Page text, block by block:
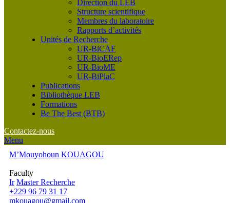
Direction du LEB
Structure scientifique
Membres du laboratoire
Rapports d’activités
Unités de Recherche
UR-BiCAF
UR-BioERep
UR-BioME
UR-BiPlaC
Publications
Bibliothèque LEB
Formations
Be The Best (BTB)
Contactez-nous
Menu
M’Mouyohoun KOUAGOU
Faculty
Ir Master Recherche
+229 96 79 31 17
mkouagou@gmail.com